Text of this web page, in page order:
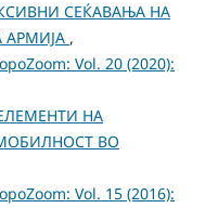
СЕЌАВАЊА НА
АРМИЈА ,
Vol. 20 (2020):
НА
ВО
Vol. 15 (2016):